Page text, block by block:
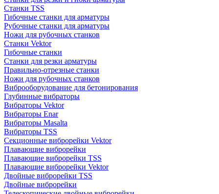
Станки TSS
Гибочные станки для арматуры
Рубочные станки для арматуры
Ножи для рубочных станков
Станки Vektor
Гибочные станки
Станки для резки арматуры
Правильно-отрезные станки
Ножи для рубочных станков
Виброоборудование для бетонирования
Глубинные вибраторы
Вибраторы Vektor
Вибраторы Enar
Вибраторы Masalta
Вибраторы TSS
Секционные виброрейки Vektor
Плавающие виброрейки
Плавающие виброрейки TSS
Плавающие виброрейки Vektor
Двойные виброрейки TSS
Двойные виброрейки